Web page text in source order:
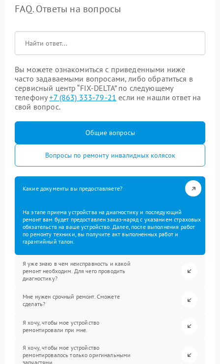
FAQ. Ответы на вопросы
Вы можете ознакомиться с приведенными ниже
часто задаваемыми вопросами, либо обратиться в
сервисный центр “FIX-DELTA” по следующему
телефону+7 (863) 333-79-21 если не нашли ответ на
свой вопрос.
Общие вопросы
Вопросы по ремонту инвалидных колясок
Какие документы вы предоставляете?
На этапе приема устройства на диагностику и последующий
ремонт вам будет предоставлен заказ-наряд с указанием страховых
обязательств на ваше устройство. Далее, после выполнения работ
по ремонту техники, вы получите акт выполненных работ и
гарантийный талон.
Я уже знаю в чем неисправность и какой
ремонт необходим. Для чего проводить
диагностику?
Мне нужен срочный ремонт. Сможете
сделать?
Я хочу, чтобы мое устройство
ремонтировали при мне.
Я хочу, чтобы мое устройство
ремонтировалось только оригинальными
запчастями.